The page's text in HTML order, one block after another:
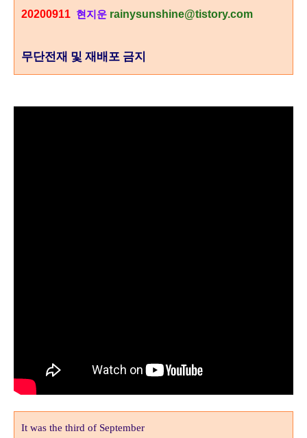
20200911 현지운 rainysunshine@tistory.com
무단전재 및 재배포 금지
It was the third of September